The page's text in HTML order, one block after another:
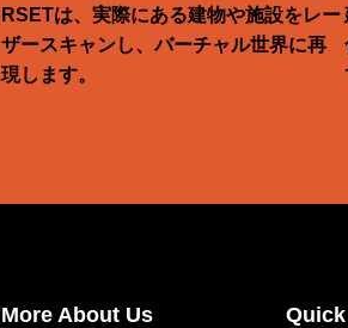
RSETは、実際にある建物や施設をレー
ザースキャンし、バーチャル世界に再
現します。
More About Us